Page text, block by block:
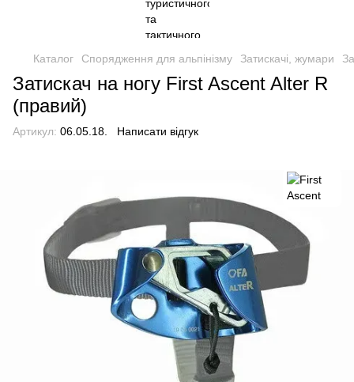
Каталог Спорядження для альпінізму Затискачі, жумари
Затискач на ногу First Ascent Alter R
(правий)
Артикул: 06.05.18. Написати відгук